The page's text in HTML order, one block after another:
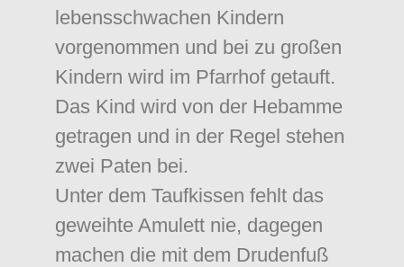
lebensschwachen Kindern
vorgenommen und bei zu großen
Kindern wird im Pfarrhof getauft.
Das Kind wird von der Hebamme
getragen und in der Regel stehen
zwei Paten bei.
Unter dem Taufkissen fehlt das
geweihte Amulett nie, dagegen
machen die mit dem Drudenfuß